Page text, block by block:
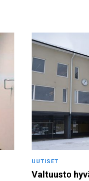
UUTISET
Valtuusto